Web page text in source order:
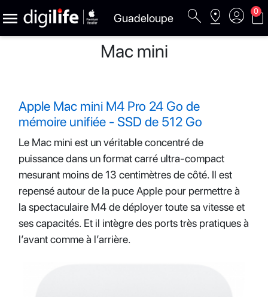
 Guadeloupe search pin_drop account_circle shopping_bag
0
Mac mini
Apple Mac mini M4 Pro 24 Go de
mémoire unifiée - SSD de 512 Go
Le Mac mini est un véritable concentré de
puissance dans un format carré ultra-compact
mesurant moins de 13 centimètres de côté. Il est
repensé autour de la puce Apple pour permettre à
la spectaculaire M4 de déployer toute sa vitesse et
ses capacités. Et il intègre des ports très pratiques à
l’avant comme à l’arrière.